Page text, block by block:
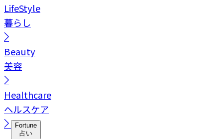
LifeStyle
暮らし
Beauty
美容
Healthcare
ヘルスケア
Fortune
占い